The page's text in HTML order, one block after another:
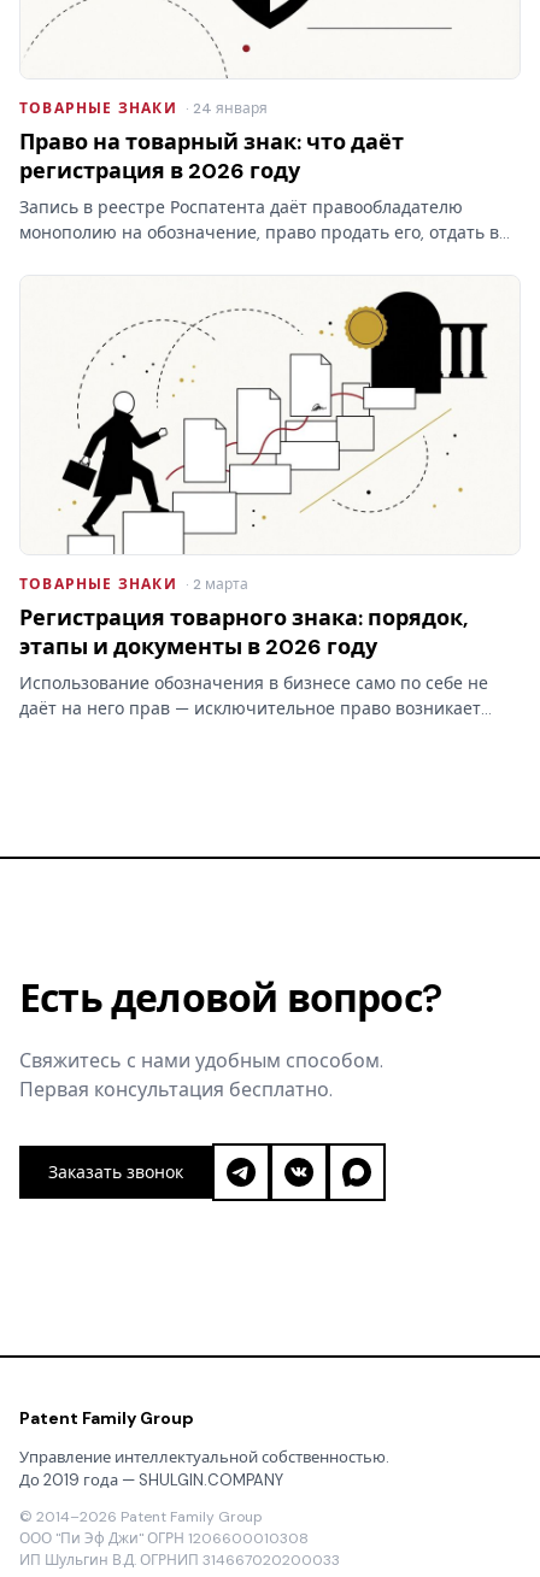
ТОВАРНЫЕ ЗНАКИ · 24 января
Право на товарный знак: что даёт
регистрация в 2026 году
Запись в реестре Роспатента даёт правообладателю
монополию на обозначение, право продать его, отдать в
что на практике даёт право на товарный знак, где
ТОВАРНЫЕ ЗНАКИ · 2 марта
Регистрация товарного знака: порядок,
этапы и документы в 2026 году
Использование обозначения в бизнесе само по себе не
даёт на него прав — исключительное право возникает
Есть деловой вопрос?
Свяжитесь с нами удобным способом.
Первая консультация бесплатно.
Заказать звонок
Patent Family Group
Управление интеллектуальной собственностью.
До 2019 года — SHULGIN.COMPANY
© 2014–2026 Patent Family Group
ООО "Пи Эф Джи" ОГРН 1206600010308
ИП Шульгин В.Д. ОГРНИП 314667020200033